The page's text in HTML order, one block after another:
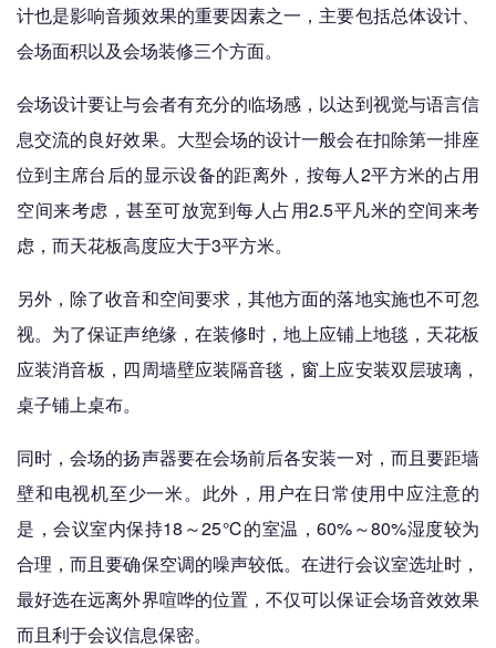
计也是影响音频效果的重要因素之一，主要包括总体设计、
会场面积以及会场装修三个方面。
会场设计要让与会者有充分的临场感，以达到视觉与语言信
息交流的良好效果。大型会场的设计一般会在扣除第一排座
位到主席台后的显示设备的距离外，按每人2平方米的占用
空间来考虑，甚至可放宽到每人占用2.5平凡米的空间来考
虑，而天花板高度应大于3平方米。
另外，除了收音和空间要求，其他方面的落地实施也不可忽
视。为了保证声绝缘，在装修时，地上应铺上地毯，天花板
应装消音板，四周墙壁应装隔音毯，窗上应安装双层玻璃，
桌子铺上桌布。
同时，会场的扬声器要在会场前后各安装一对，而且要距墙
壁和电视机至少一米。此外，用户在日常使用中应注意的
是，会议室内保持18～25℃的室温，60%～80%湿度较为
合理，而且要确保空调的噪声较低。在进行会议室选址时，
最好选在远离外界喧哗的位置，不仅可以保证会场音效效果
而且利于会议信息保密。